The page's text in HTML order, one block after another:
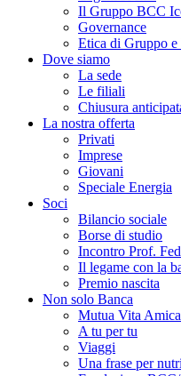
Il Gruppo BCC
Governance
Etica di Gruppo
Dove siamo
La sede
Le filiali
Chiusura
La nostra offerta
Privati
Imprese
Giovani
Speciale Energia
Soci
Bilancio sociale
Borse di studio
Incontro Prof.
Il legame con la
Premio nascita
Non solo Banca
Mutua Vita Amica
A tu per tu
Viaggi
Una frase per